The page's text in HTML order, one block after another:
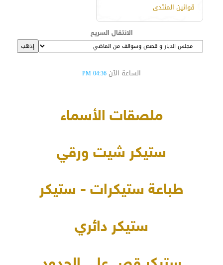
قوانين المنتدى
الانتقال السريع
الساعة الآن 04:36 PM
ملصقات الأسماء
ستيكر شيت ورقي
طباعة ستيكرات - ستيكر
ستيكر دائري